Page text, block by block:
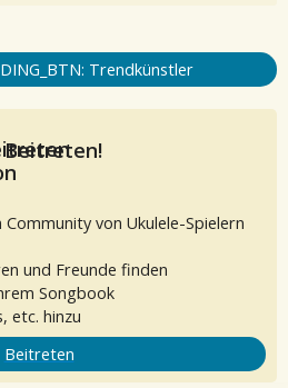
Trendkünstler
von Ukulele-Spielern
und Freunde finden
Songbook
etc. hinzu
Beitreten